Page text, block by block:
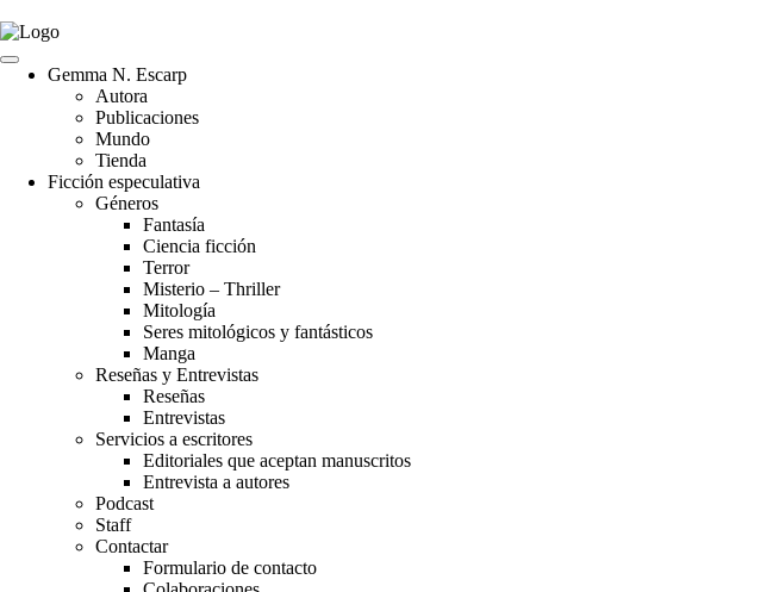
Gemma N. Escarp
Autora
Publicaciones
Mundo
Tienda
Ficción especulativa
Géneros
Fantasía
Ciencia ficción
Terror
Misterio – Thriller
Mitología
Seres mitológicos y fantásticos
Manga
Reseñas y Entrevistas
Reseñas
Entrevistas
Servicios a escritores
Editoriales que aceptan manuscritos
Entrevista a autores
Podcast
Staff
Contactar
Formulario de contacto